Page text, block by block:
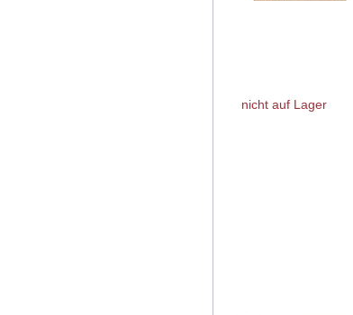
nicht auf Lager